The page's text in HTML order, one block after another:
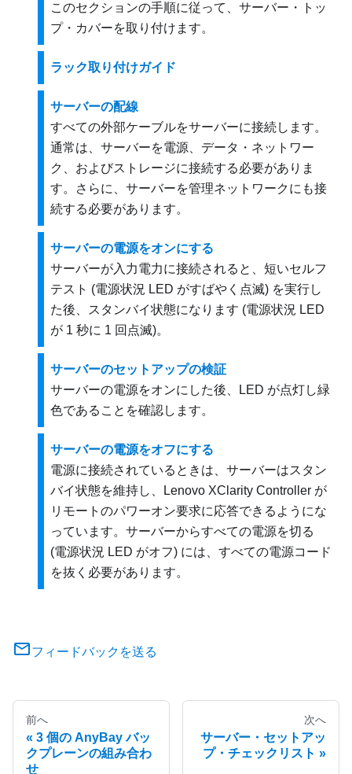
このセクションの手順に従って、サーバー・トッ
プ・カバーを取り付けます。
ラック取り付けガイド
サーバーの配線
すべての外部ケーブルをサーバーに接続します。
通常は、サーバーを電源、データ・ネットワー
ク、およびストレージに接続する必要がありま
す。さらに、サーバーを管理ネットワークにも接
続する必要があります。
サーバーの電源をオンにする
サーバーが入力電力に接続されると、短いセルフ
テスト (電源状況 LED がすばやく点滅) を実行し
た後、スタンバイ状態になります (電源状況 LED
が 1 秒に 1 回点滅)。
サーバーのセットアップの検証
サーバーの電源をオンにした後、LED が点灯し緑
色であることを確認します。
サーバーの電源をオフにする
電源に接続されているときは、サーバーはスタン
バイ状態を維持し、
Lenovo XClarity Controller が
リモートのパワーオン要求に応答できるようにな
っています。サーバーからすべての電源を切る
(電源状況 LED がオフ) には、すべての電源コード
を抜く必要があります。
フィードバックを送る
前へ
3 個の AnyBay バッ
クプレーンの組み合わ
せ
次へ
サーバー・セットアッ
プ・チェックリスト